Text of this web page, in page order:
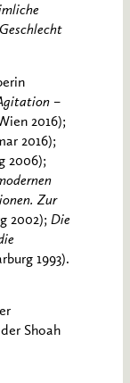
–
2016);
2016);
2006);
Zur
2002); Die
1993).
Shoah